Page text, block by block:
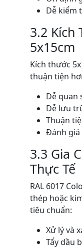
Dễ kiểm
3.2 Kích
5x15cm
Kích thước
thuận tiện
Dễ quan
Dễ lưu
Thuận
Đánh giá
3.3 Gia
Thực Tế
RAL 6017
thép hoặc
tiêu chuẩn:
Xử lý và
Tẩy dầu